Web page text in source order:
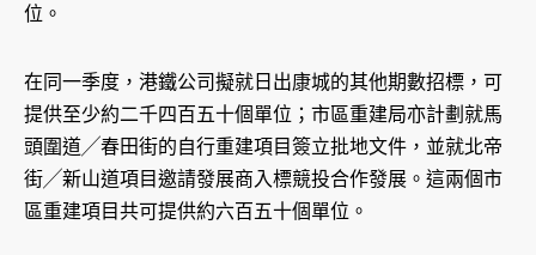
位。
在同一季度，港鐵公司擬就日出康城的其他期數招標，可
提供至少約二千四百五十個單位；市區重建局亦計劃就馬
頭圍道╱春田街的自行重建項目簽立批地文件，並就北帝
街╱新山道項目邀請發展商入標競投合作發展。這兩個市
區重建項目共可提供約六百五十個單位。